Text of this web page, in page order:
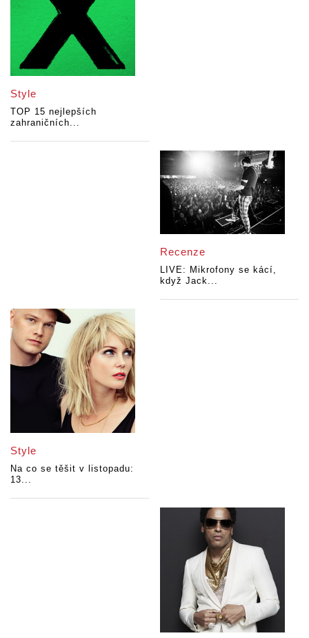
Style
TOP 15 nejlepších
zahraničních...
Recenze
LIVE: Mikrofony se kácí,
když Jack...
Style
Na co se těšit v listopadu:
13...